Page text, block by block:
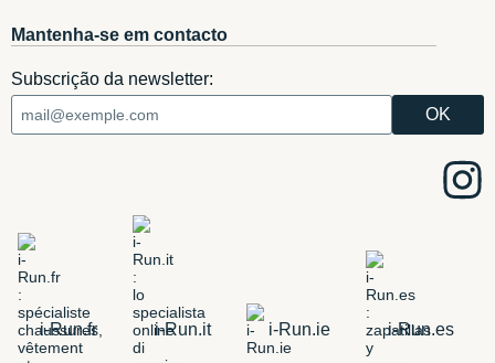
Mantenha-se em contacto
Subscrição da newsletter:
i-Run.fr i-Run.it i-Run.ie i-Run.es